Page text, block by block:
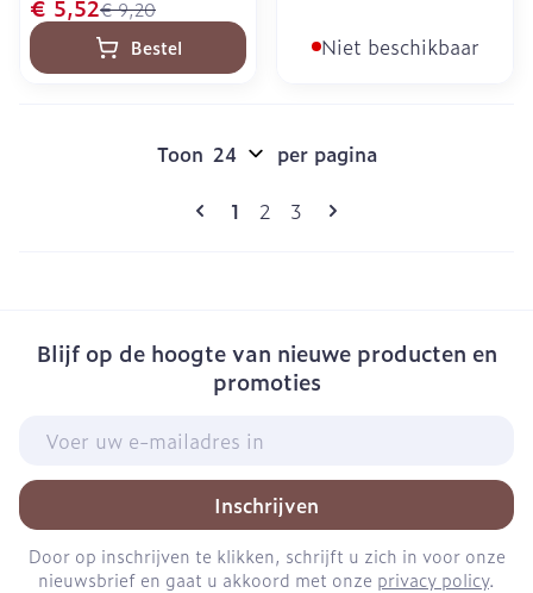
€ 9,20
€ 5,52
Bestel Niet beschikbaar
Pagina's
U lees momenteel pagina
1 Pagina
2 Pagina
3
Toon per pagina
Blijf op de hoogte van nieuwe producten en
promoties
Inschrijven
Door op inschrijven te klikken, schrijft u zich in voor onze
nieuwsbrief en gaat u akkoord met onze privacy policy.